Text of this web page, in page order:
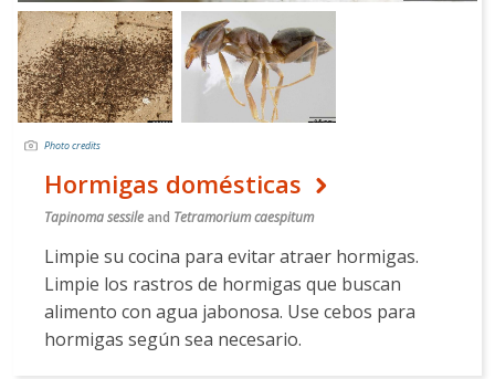
Photo credits
Hormigas domésticas
Tapinoma sessile and Tetramorium caespitum
Limpie su cocina para evitar atraer hormigas.
Limpie los rastros de hormigas que buscan
alimento con agua jabonosa. Use cebos para
hormigas según sea necesario.